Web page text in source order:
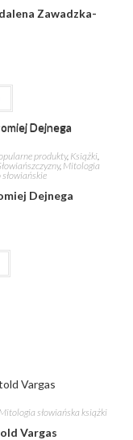
Zawadzka-
produkty, Książki
, Mitologia
Dejnega
Mitologia słowiańska książki
Vargas